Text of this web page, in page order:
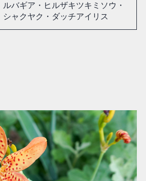
ルバギア・ヒルザキツキミソウ・
シャクヤク・ダッチアイリス